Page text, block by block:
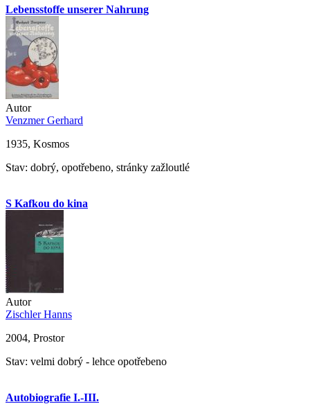
Lebensstoffe unserer Nahrung
Autor
Venzmer Gerhard
1935, Kosmos
Stav: dobrý, opotřebeno, stránky zažloutlé
S Kafkou do kina
Autor
Zischler Hanns
2004, Prostor
Stav: velmi dobrý - lehce opotřebeno
Autobiografie I.-III.